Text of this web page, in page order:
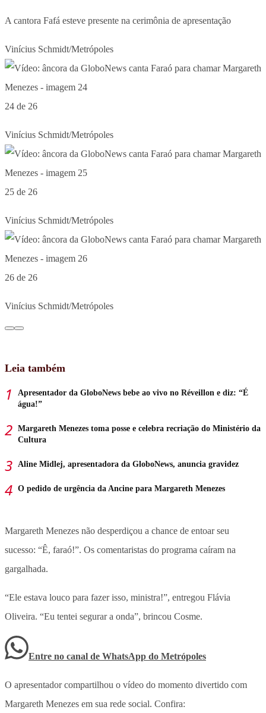
A cantora Fafá esteve presente na cerimônia de apresentação
Vinícius Schmidt/Metrópoles
24 de 26
Vinícius Schmidt/Metrópoles
25 de 26
Vinícius Schmidt/Metrópoles
26 de 26
Vinícius Schmidt/Metrópoles
Leia também
Apresentador da GloboNews bebe ao vivo no Réveillon e diz: “É
água!”
Margareth Menezes toma posse e celebra recriação do Ministério da
Cultura
Aline Midlej, apresentadora da GloboNews, anuncia gravidez
O pedido de urgência da Ancine para Margareth Menezes
Margareth Menezes não desperdiçou a chance de entoar seu
sucesso: “Ê, faraó!”. Os comentaristas do programa caíram na
gargalhada.
“Ele estava louco para fazer isso, ministra!”, entregou Flávia
Oliveira. “Eu tentei segurar a onda”, brincou Cosme.
Entre no canal de WhatsApp do Metrópoles
O apresentador compartilhou o vídeo do momento divertido com
Margareth Menezes em sua rede social. Confira: